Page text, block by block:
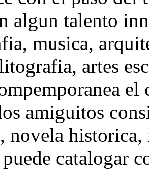
algun talento
musica,
artes
amiguitos
novela
puede catalogar